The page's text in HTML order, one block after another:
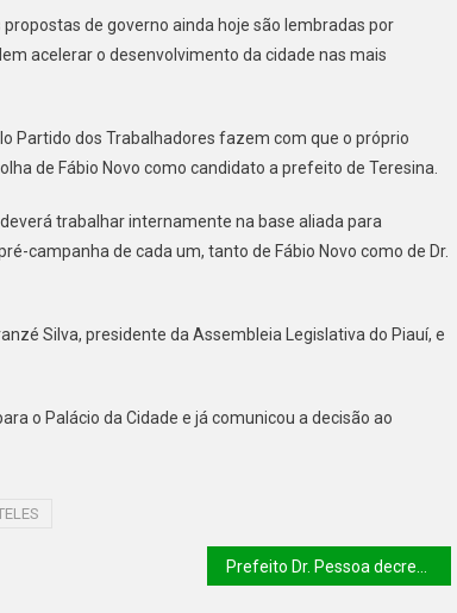
de governo ainda hoje são lembradas por
acelerar o desenvolvimento da cidade nas mais
Partido dos Trabalhadores fazem com que o próprio
de Fábio Novo como candidato a prefeito de Teresina.
trabalhar internamente na base aliada para
campanha de cada um, tanto de Fábio Novo como de Dr.
Silva, presidente da Assembleia Legislativa do Piauí, e
o Palácio da Cidade e já comunicou a decisão ao